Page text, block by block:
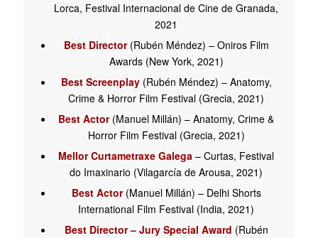
Lorca, Festival Internacional de Cine de Granada,
2021
Best Director (Rubén Méndez) – Oniros Film
Awards (New York, 2021)
Best Screenplay (Rubén Méndez) – Anatomy,
Crime & Horror Film Festival (Grecia, 2021)
Best Actor (Manuel Millán) – Anatomy, Crime &
Horror Film Festival (Grecia, 2021)
Mellor Curtametraxe Galega – Curtas, Festival
do Imaxinario (Vilagarcía de Arousa, 2021)
Best Actor (Manuel Millán) – Delhi Shorts
International Film Festival (India, 2021)
Best Director – Jury Special Award (Rubén